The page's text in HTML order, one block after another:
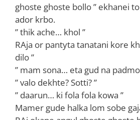
ghoste ghoste bollo ” ekhanei
ador krbo.
” thik ache… khol ”
RAja or pantyta tanatani kore
dilo ”
” mam sona… eta gud na
” valo dekhte? Sotti? ”
” daarun… ki fola fola kowa ”
Mamer gude halka lom sobe